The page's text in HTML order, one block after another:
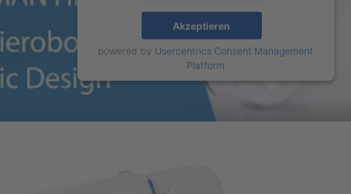
Akzeptieren
powered by Usercentrics Consent Management
Platform